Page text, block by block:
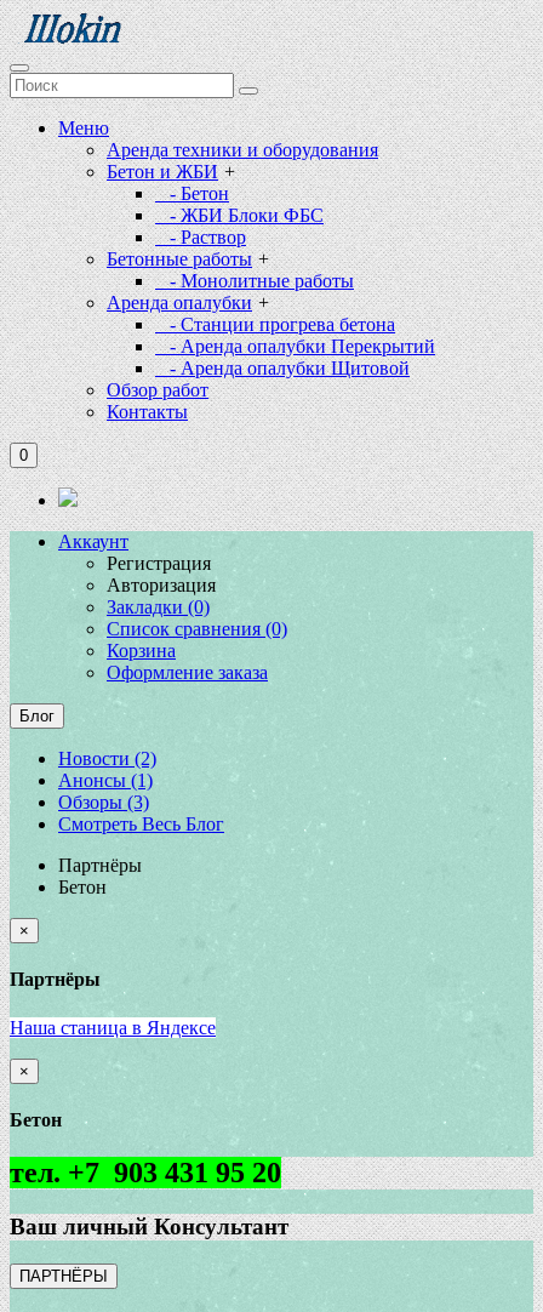
Меню
Аренда техники и оборудования
Бетон и ЖБИ +
- Бетон
- ЖБИ Блоки ФБС
- Раствор
Бетонные работы +
- Монолитные работы
Аренда опалубки +
- Станции прогрева бетона
- Аренда опалубки Перекрытий
- Аренда опалубки Щитовой
Обзор работ
Контакты
0
Аккаунт
Регистрация
Авторизация
Закладки (0)
Список сравнения (0)
Корзина
Оформление заказа
Блог
Новости (2)
Анонсы (1)
Обзоры (3)
Смотреть Весь Блог
Партнёры
Бетон
×
Партнёры
Наша станица в Яндексе
×
Бетон
тел. +7 903 431 95 20
Ваш личный Консультант
ПАРТНЁРЫ